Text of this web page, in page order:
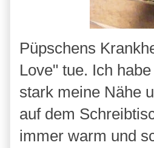
Püpschens
Love" tue. Ich
stark meine Nähe
auf dem
immer warm und